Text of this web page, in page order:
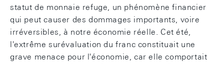
statut de monnaie refuge, un phénomène financier
qui peut causer des dommages importants, voire
irréversibles, à notre économie réelle. Cet été,
l'extrême surévaluation du franc constituait une
grave menace pour l'économie, car elle comportait